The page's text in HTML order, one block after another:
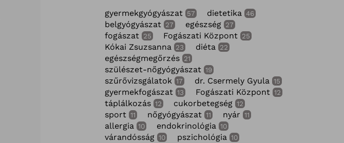
gyermekgyógyászat 57 dietetika 46
belgyógyászat 27 egészség 27
fogászat 25 Fogászati Központ 25
Kókai Zsuzsanna 23 diéta 22
egészségmegőrzés 21
szülészet-nőgyógyászat 19
szűrővizsgálatok 17 dr. Csermely Gyula 15
gyermekfogászat 13 Fogászati Központ 12
táplálkozás 12 cukorbetegség 12
sport 11 nőgyógyászat 11 nyár 11
allergia 10 endokrinológia 10
várandósság 10 pszichológia 10